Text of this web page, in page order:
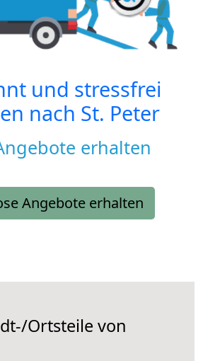
und stressfrei
nach St. Peter
erhalten
Angebote erhalten
Ortsteile von